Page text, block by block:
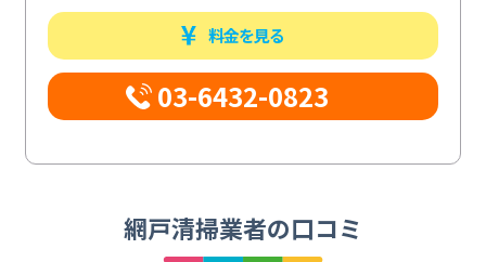
料金を見る
03-6432-0823
網戸清掃業者の口コミ